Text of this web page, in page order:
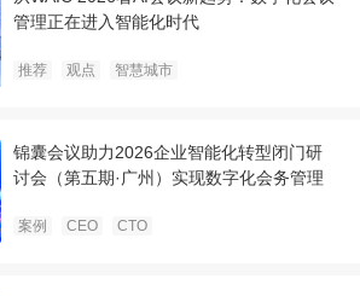
管理正在进入智能化时代
推荐 观点 智慧城市
锦囊会议助力2026企业智能化转型闭门研
讨会（第五期·广州）实现数字化会务管理
案例 CEO CTO